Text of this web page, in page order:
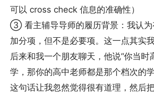
可以 cross check 信息的准确性）
③ 看主辅导导师的履历背景：我认
加分项，但不是必要项。这一点其实
后来和我一个朋友聊天，他说“你当时
学，那你的高中老师都是那个档次的学
这句话让我忽然觉得很有道理，然后